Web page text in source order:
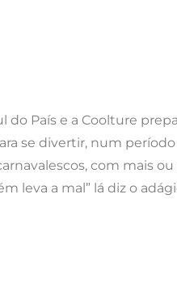
do País e a Coolture
se divertir, num
com mais
leva a mal” lá diz o